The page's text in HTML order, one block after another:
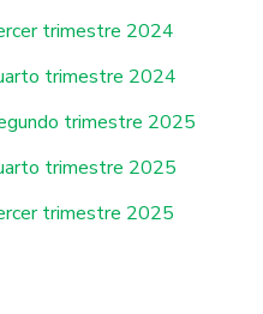
trimestre 2024
trimestre 2024
trimestre 2025
trimestre 2025
trimestre 2025